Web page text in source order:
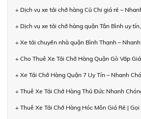
+ Dịch vụ xe tải chở hàng Củ Chi giá rẻ –
+ Dịch vụ xe tải chở hàng quận Tân Bình uy
+ Xe tải chuyển nhà quận Bình Thạnh –
+ Cho Thuê Xe Tải Chở Hàng Quận Gò Vấp
+ Xe Tải Chở Hàng Quận 7 Uy Tín – Nhanh
+ Thuê Xe Tải Chở Hàng Thủ Đức Nhanh
+ Thuê Xe Tải Chở Hàng Hóc Môn Giá Rẻ |